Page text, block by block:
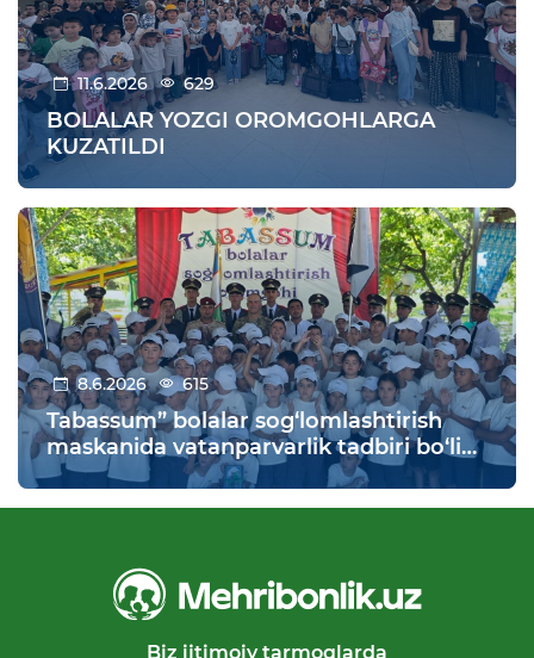
11.6.2026 629
BOLALAR YOZGI OROMGOHLARGA
KUZATILDI
8.6.2026 615
Tabassum” bolalar sog‘lomlashtirish
maskanida vatanparvarlik tadbiri bo‘lib
o‘tdi
Biz ijtimoiy tarmoqlarda